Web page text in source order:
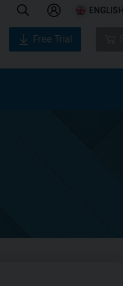
ENGLISH
Free Trial